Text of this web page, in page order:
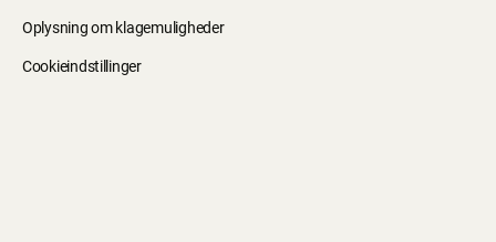
Oplysning om klagemuligheder
Cookieindstillinger